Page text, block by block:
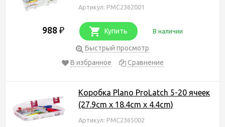
Артикул: PMC2362001
988 ₽ Купить В наличии
Быстрый просмотр
В избранное
Сравнение
Коробка Plano ProLatch 5-20 ячеек
(27.9cm x 18.4cm x 4.4cm)
Артикул: PMC2365002